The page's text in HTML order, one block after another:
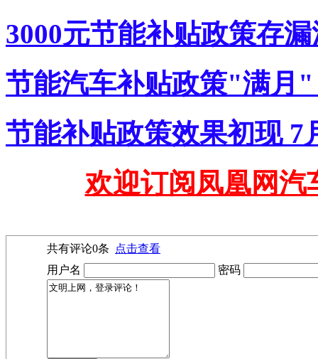
3000元节能补贴政策存
节能汽车补贴政策"满月
节能补贴政策效果初现 7
欢迎订阅凤凰网汽
共有评论0条
点击查看
用户名
密码